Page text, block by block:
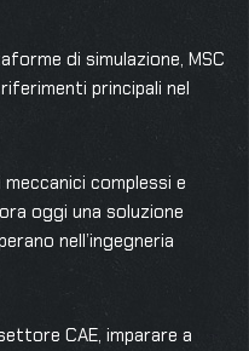
di simulazione, MSC
principali nel
complessi e
oggi una soluzione
nell’ingegneria
CAE, imparare a